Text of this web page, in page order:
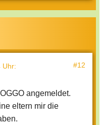
Uhr: #12
angemeldet.
eltern mir die